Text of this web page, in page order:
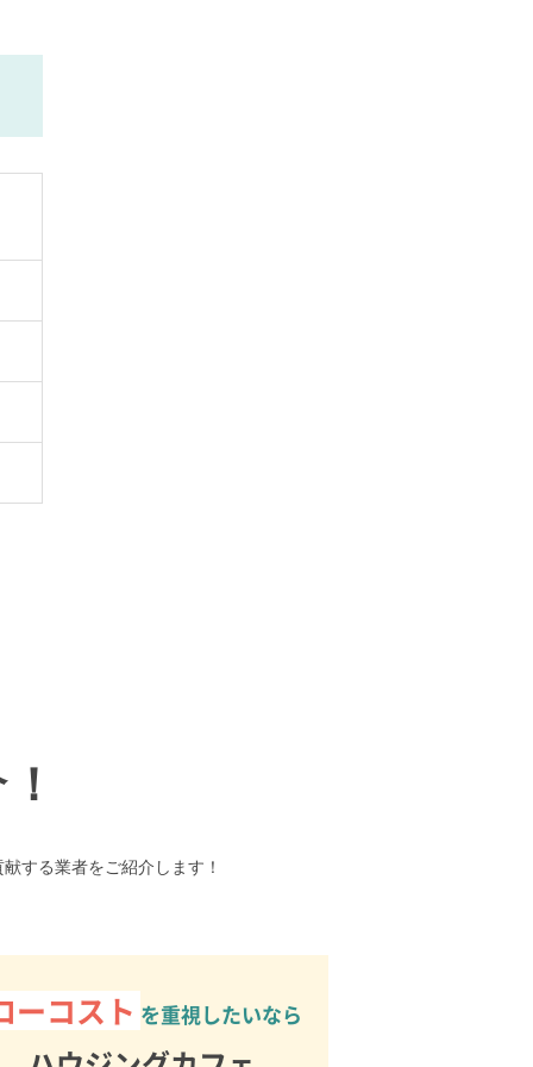
する業者をご紹介します！
ーコスト を重視したいなら